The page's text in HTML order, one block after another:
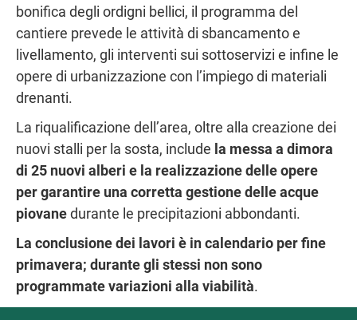
bonifica degli ordigni bellici, il programma del
cantiere prevede le attività di sbancamento e
livellamento, gli interventi sui sottoservizi e infine le
opere di urbanizzazione con l’impiego di materiali
drenanti.
La riqualificazione dell’area, oltre alla creazione dei
nuovi stalli per la sosta, include la messa a dimora
di 25 nuovi alberi e la realizzazione delle opere
per garantire una corretta gestione delle acque
piovanedurante le precipitazioni abbondanti.
La conclusione dei lavori è in calendario per fine
primavera; durante gli stessi non sono
programmate variazioni alla viabilità.